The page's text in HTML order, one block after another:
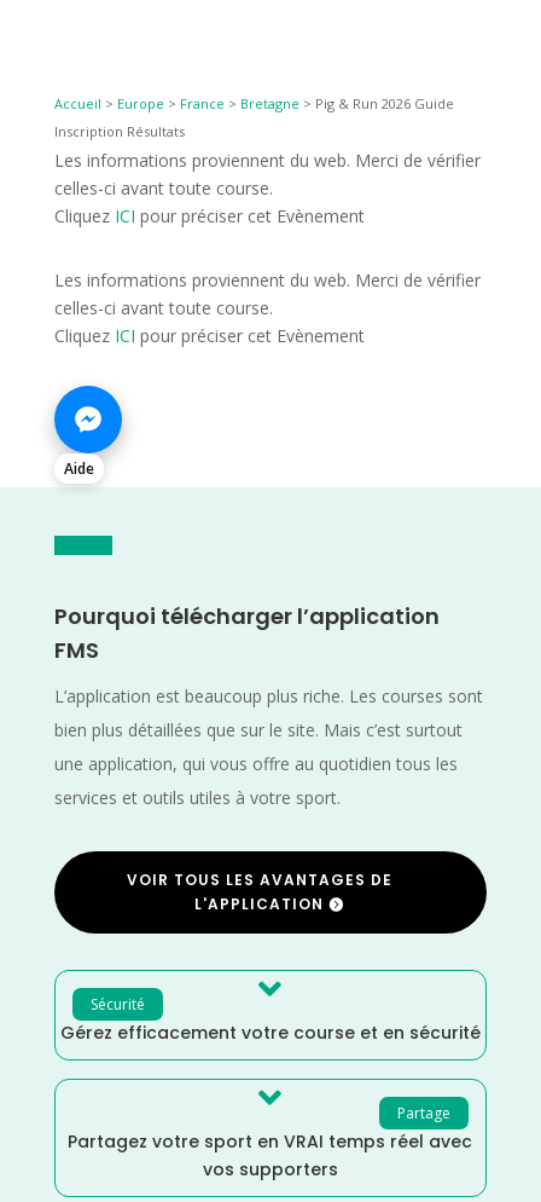
Accueil > Europe > France > Bretagne > Pig & Run 2026 Guide
Inscription Résultats
Les informations proviennent du web. Merci de vérifier
celles-ci avant toute course.
Cliquez ICI pour préciser cet Evènement
Les informations proviennent du web. Merci de vérifier
celles-ci avant toute course.
Cliquez ICI pour préciser cet Evènement
Aide
Pourquoi télécharger l’application
FMS
L’application est beaucoup plus riche. Les courses sont
bien plus détaillées que sur le site. Mais c’est surtout
une application, qui vous offre au quotidien tous les
services et outils utiles à votre sport.
VOIR TOUS LES AVANTAGES DE
L'APPLICATION
Sécurité 
Gérez efficacement votre course et en sécurité
Partage

Partagez votre sport en VRAI temps réel avec
vos supporters